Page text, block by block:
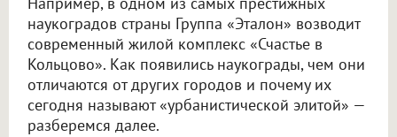
наукоградов страны Группа «Эталон» возводит
современный жилой комплекс «Счастье в
Кольцово». Как появились наукограды, чем они
отличаются от других городов и почему их
сегодня называют «урбанистической элитой» —
разберемся далее.